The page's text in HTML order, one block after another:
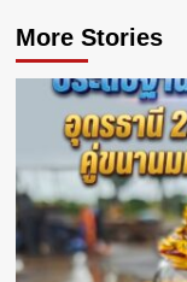
More Stories